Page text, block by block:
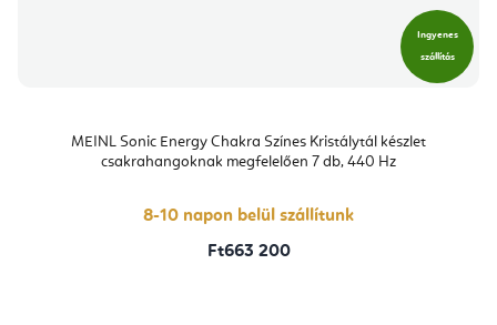
Ingyenes
szállítás
MEINL Sonic Energy Chakra Színes Kristálytál készlet
csakrahangoknak megfelelően 7 db, 440 Hz
8-10 napon belül szállítunk
Ft663 200